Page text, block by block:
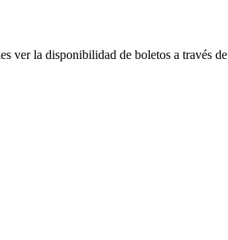
ver la disponibilidad de boletos a través de